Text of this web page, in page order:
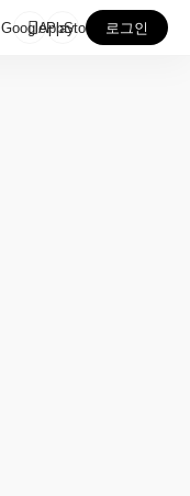
GooglePlay
AppStore 로그인